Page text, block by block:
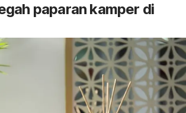
paparan kamper di